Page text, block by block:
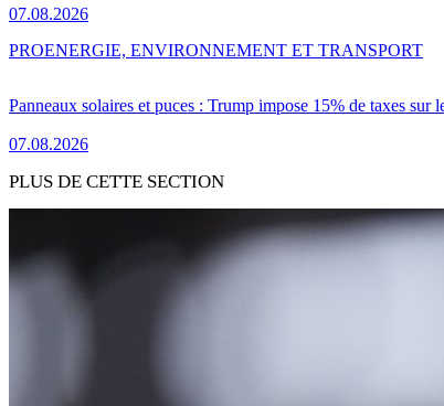
07.08.2026
Panneaux solaires et puces : Trump impose 15% de taxes sur
07.08.2026
PROENERGIE, ENVIRONNEMENT ET TRANSPORT
PLUS DE CETTE SECTION